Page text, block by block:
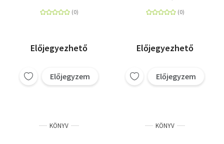
Előjegyezhető
Előjegyzem
Előjegyezhető
Előjegyzem
KÖNYV KÖNYV